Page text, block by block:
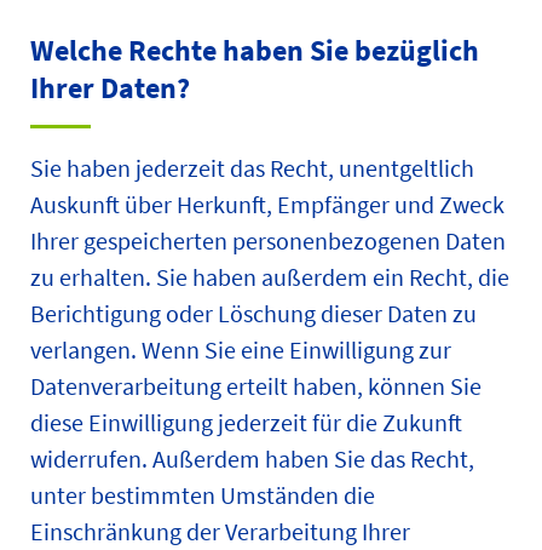
Welche Rechte haben Sie bezüglich
Ihrer Daten?
Sie haben jederzeit das Recht, unentgeltlich
Auskunft über Herkunft, Empfänger und Zweck
Ihrer gespeicherten personenbezogenen Daten
zu erhalten. Sie haben außerdem ein Recht, die
Berichtigung oder Löschung dieser Daten zu
verlangen. Wenn Sie eine Einwilligung zur
Datenverarbeitung erteilt haben, können Sie
diese Einwilligung jederzeit für die Zukunft
widerrufen. Außerdem haben Sie das Recht,
unter bestimmten Umständen die
Einschränkung der Verarbeitung Ihrer